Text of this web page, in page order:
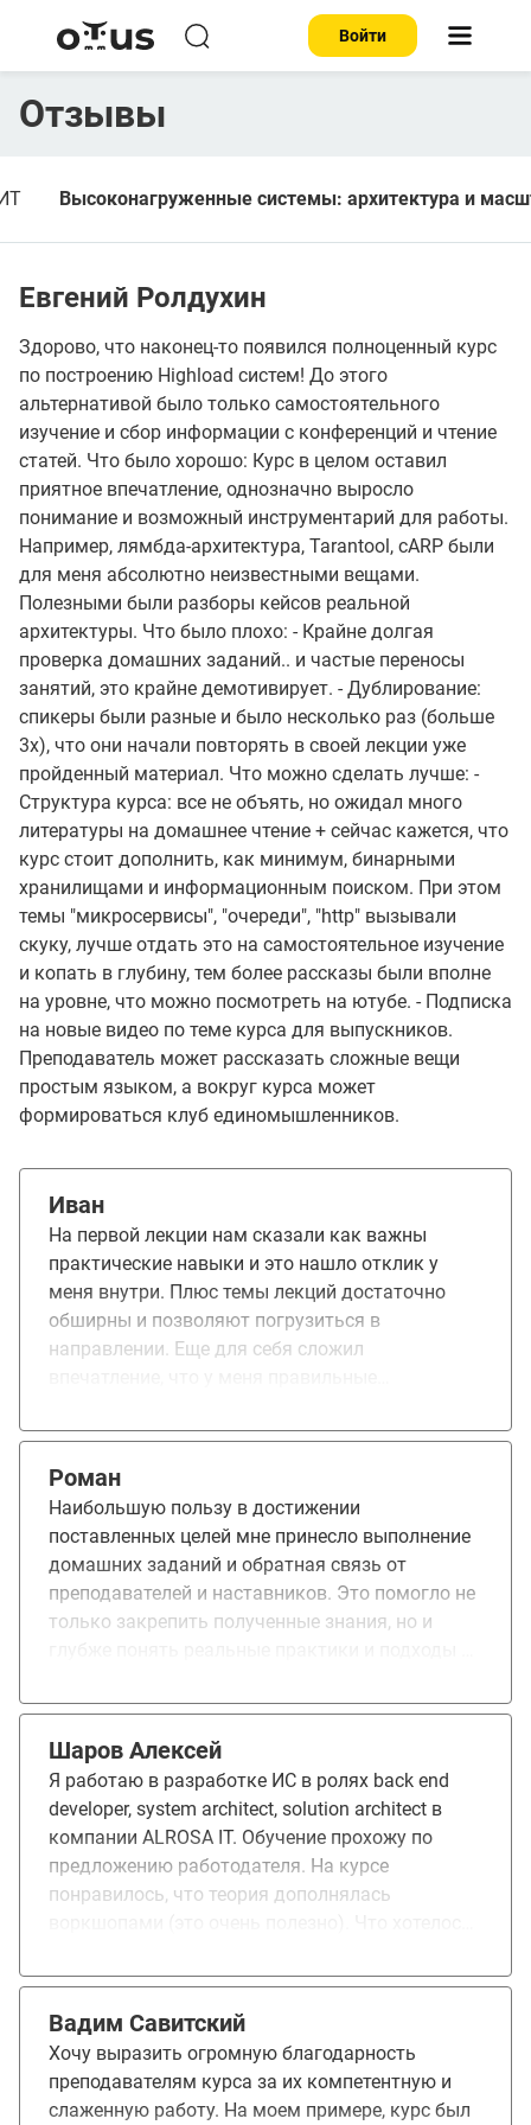
Войти
Отзывы
Высоконагруженные системы: архитектура и
Евгений Ролдухин
Здорово, что наконец-то появился полноценный курс
по построению Highload систем! До этого
альтернативой было только самостоятельного
изучение и сбор информации с конференций и чтение
статей. Что было хорошо: Курс в целом оставил
приятное впечатление, однозначно выросло
понимание и возможный инструментарий для работы.
Например, лямбда-архитектура, Tarantool, cARP были
для меня абсолютно неизвестными вещами.
Полезными были разборы кейсов реальной
архитектуры. Что было плохо: - Крайне долгая
проверка домашних заданий.. и частые переносы
занятий, это крайне демотивирует. - Дублирование:
спикеры были разные и было несколько раз (больше
3х), что они начали повторять в своей лекции уже
пройденный материал. Что можно сделать лучше: -
Структура курса: все не объять, но ожидал много
литературы на домашнее чтение + сейчас кажется, что
курс стоит дополнить, как минимум, бинарными
хранилищами и информационным поиском. При этом
темы "микросервисы", "очереди", "http" вызывали
скуку, лучше отдать это на самостоятельное изучение
и копать в глубину, тем более рассказы были вполне
на уровне, что можно посмотреть на ютубе. - Подписка
на новые видео по теме курса для выпускников.
Преподаватель может рассказать сложные вещи
простым языком, а вокруг курса может
формироваться клуб единомышленников.
Иван
На первой лекции нам сказали как важны
практические навыки и это нашло отклик у
меня внутри. Плюс темы лекций достаточно
обширны и позволяют погрузиться в
направлении. Еще для себя сложил
мониторинге. Приятно почувствовать себя на
Роман
Наибольшую пользу в достижении
поставленных целей мне принесло выполнение
домашних заданий и обратная связь от
преподавателей и наставников. Это помогло не
только закрепить полученные знания, но и
Единственной сложностью стало ограниченное
количество времени и ресурсов, что не всегда
позволяло в полной мере погрузиться в
учебный материал. После завершения курса
планирую использовать полученные навыки
для карьерного роста: либо для получения
новой должности, либо для эффективного
применения новых знаний на текущем месте
Шаров Алексей
Я работаю в разработке ИС в ролях back end
developer, system architect, solution architect в
компании ALROSA IT. Обучение прохожу по
предложению работодателя. На курсе
понравилось, что теория дополнялась
(очень часто на занятиях хотелось спать,
чувствовалось что лекторы не всегда уверены
в своей теме и не всегда достаточно
подготовились). Обучение в чём-то пополнило
знания, в чём-то структурировало
Вадим Савитский
Хочу выразить огромную благодарность
преподавателям курса за их компетентную и
слаженную работу. На моем примере, курс был